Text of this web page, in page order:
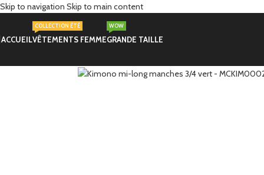
Skip to navigation Skip to main content
ACCUEILVÊTEMENTS FEMME
COLLECTION ÉTÉ
GRANDE TAILLE
WOW